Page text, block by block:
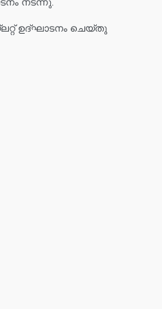
നടന്നു.
ഉദ്ഘാടനം ചെയ്തു